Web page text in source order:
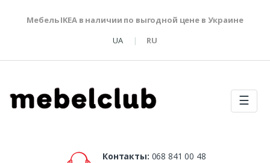
Мебель IKEA в наличии по выгодной цене в Украине
UA
RU
☰
Контакты: 068 841 00 48